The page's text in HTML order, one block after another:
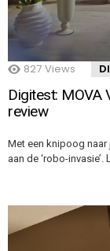
827 Views
Digitest:
review
Met een knipoog naar
aan de ‘robo-invasie’.